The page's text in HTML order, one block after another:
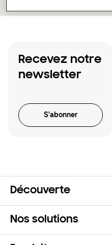
Recevez notre
newsletter
S'abonner
Découverte
Nos solutions